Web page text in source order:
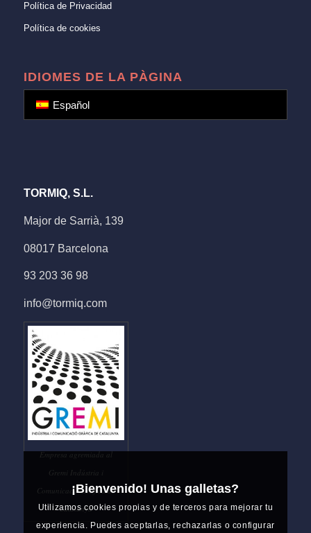
Política de Privacidad
Política de cookies
IDIOMES DE LA PÀGINA
Español
TORMIQ, S.L.
Major de Sarrià, 139
08017 Barcelona
93 203 36 98
info@tormiq.com
Empresa agremiada al
Gremi Indústria i
Comunicació Gràfica de
Catalunya
¡Bienvenido! Unas galletas?
Utilizamos cookies propias y de terceros para mejorar tu
experiencia. Puedes aceptarlas, rechazarlas o configurar